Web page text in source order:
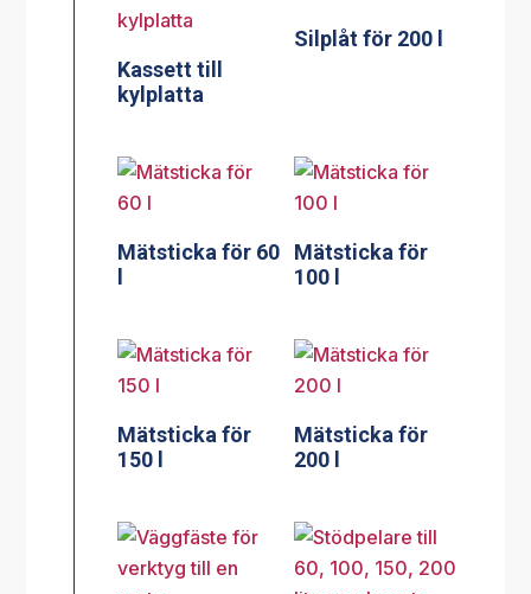
Kassett till
kylplatta
Silplåt för 200 l
Mätsticka för 60
Mätsticka för
100 l
Mätsticka för
150 l
Mätsticka för
200 l